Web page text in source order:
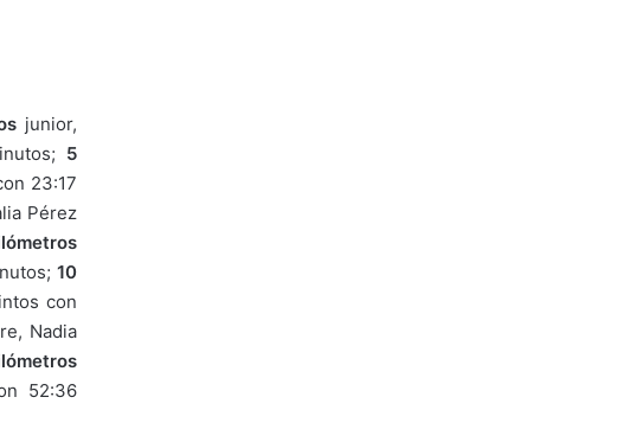
junior,
5
23:17
Pérez
10
con
Nadia
52:36